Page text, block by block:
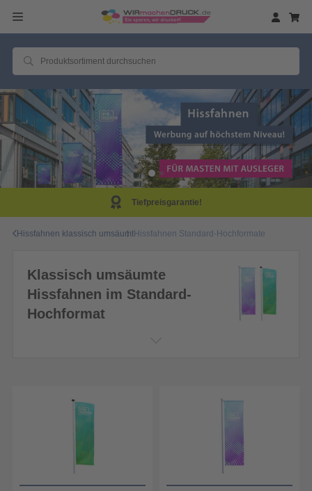
Tiefpreisgarantie!
Hissfahnen klassisch umsäumtHissfahnen Standard-Hochformate
Klassisch umsäumte
Hissfahnen im Standard-
Hochformat